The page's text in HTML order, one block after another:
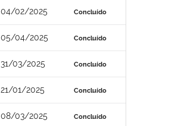
04/02/2025 Concluído
05/04/2025 Concluído
31/03/2025 Concluído
21/01/2025 Concluído
08/03/2025 Concluído